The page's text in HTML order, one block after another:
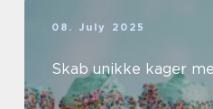
08. July 2025
Skab unikke kager